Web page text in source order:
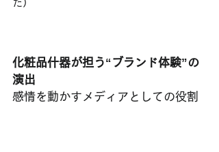
た）
化粧品什器が担う“ブランド体験”の
演出
感情を動かすメディアとしての役割